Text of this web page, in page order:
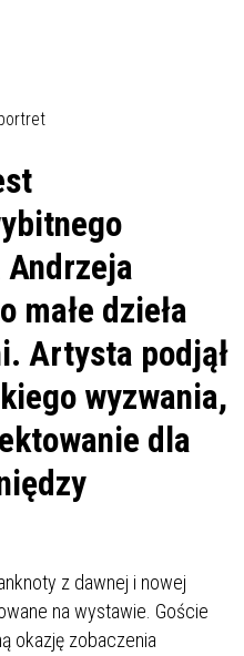
małe dzieła
Artysta podjął
wyzwania,
dla
z dawnej i nowej
na wystawie. Goście
okazję zobaczenia